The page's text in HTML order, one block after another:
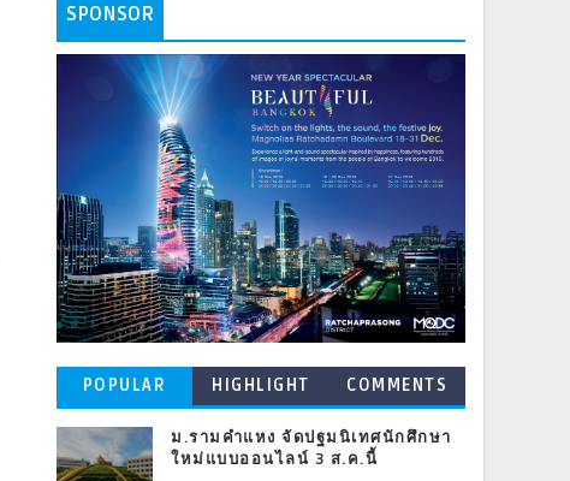
SPONSOR
POPULAR
POSTS
HIGHLIGHT COMMENTS
ม.รามคำแหง จัดปฐมนิเทศนักศึกษา
ใหม่แบบออนไลน์ 3 ส.ค.นี้